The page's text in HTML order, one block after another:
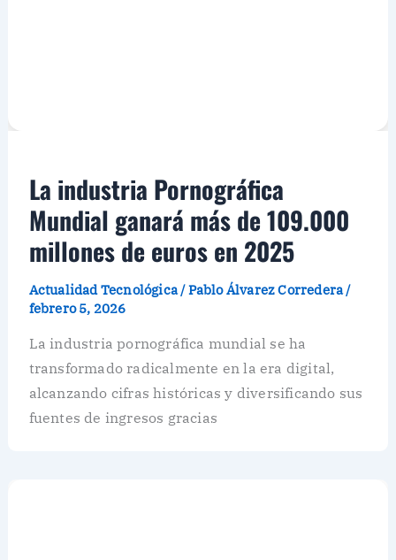
La industria Pornográfica
Mundial ganará más de 109.000
millones de euros en 2025
Actualidad Tecnológica/Pablo Álvarez Corredera/
febrero 5, 2026
La industria pornográfica mundial se ha
transformado radicalmente en la era digital,
alcanzando cifras históricas y diversificando sus
fuentes de ingresos gracias